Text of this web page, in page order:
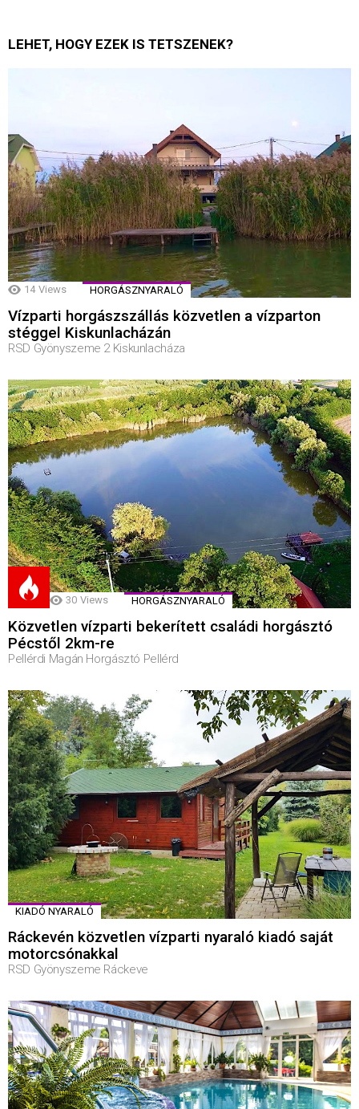
LEHET, HOGY EZEK IS TETSZENEK?
14 Views HORGÁSZNYARALÓ
Vízparti horgászszállás közvetlen a vízparton
stéggel Kiskunlacházán
RSD Gyönyszeme 2 Kiskunlacháza
30 Views HORGÁSZNYARALÓ
Közvetlen vízparti bekerített családi horgásztó
Pécstől 2km-re
Pellérdi Magán Horgásztó Pellérd
KIADÓ NYARALÓ
Ráckevén közvetlen vízparti nyaraló kiadó saját
motorcsónakkal
RSD Gyönyszeme Ráckeve